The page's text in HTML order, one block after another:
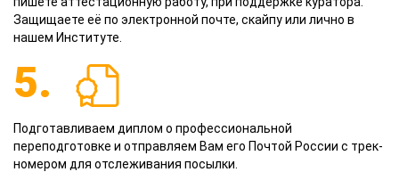
Защищаете её по электронной почте, скайпу или лично в
нашем Институте.
5.
Подготавливаем диплом о профессиональной
переподготовке и отправляем Вам его Почтой России с трек-
номером для отслеживания посылки.